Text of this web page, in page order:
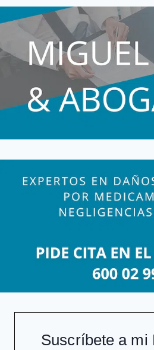
POLÉMICA
DE
BIO-
BAC
¿JUICIO?
Suscríbete a mi